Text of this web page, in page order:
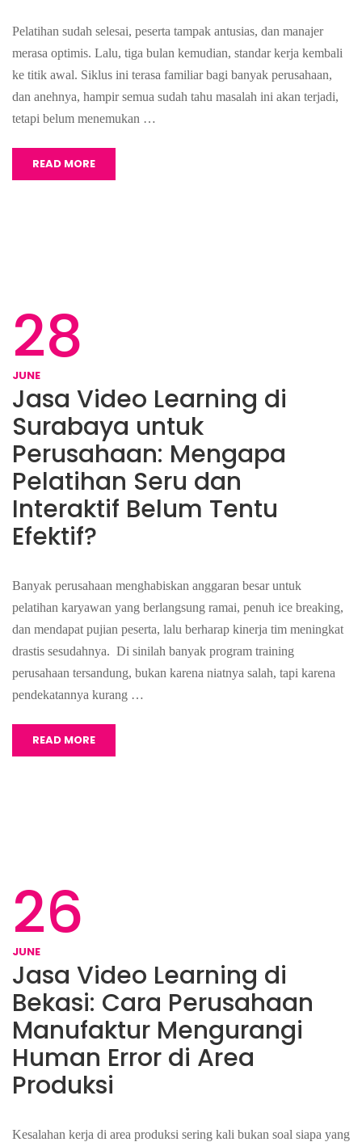
Pelatihan sudah selesai, peserta tampak antusias, dan manajer
merasa optimis. Lalu, tiga bulan kemudian, standar kerja kembali
ke titik awal. Siklus ini terasa familiar bagi banyak perusahaan,
dan anehnya, hampir semua sudah tahu masalah ini akan terjadi,
tetapi belum menemukan …
READ MORE
28
JUNE
Jasa Video Learning di
Surabaya untuk
Perusahaan: Mengapa
Pelatihan Seru dan
Interaktif Belum Tentu
Efektif?
Banyak perusahaan menghabiskan anggaran besar untuk
pelatihan karyawan yang berlangsung ramai, penuh ice breaking,
dan mendapat pujian peserta, lalu berharap kinerja tim meningkat
drastis sesudahnya. Di sinilah banyak program training
perusahaan tersandung, bukan karena niatnya salah, tapi karena
pendekatannya kurang …
READ MORE
26
JUNE
Jasa Video Learning di
Bekasi: Cara Perusahaan
Manufaktur Mengurangi
Human Error di Area
Produksi
Kesalahan kerja di area produksi sering kali bukan soal siapa yang